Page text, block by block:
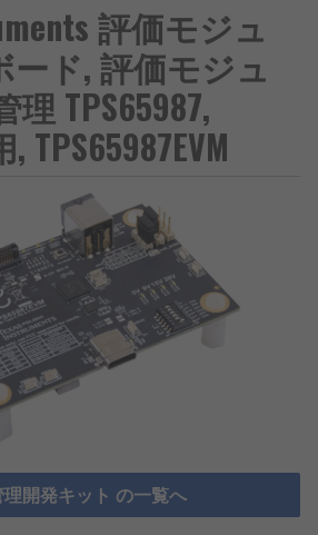
評価モジュ
ード, 評価モジュ
理 TPS65987,
TPS65987EVM
理開発キット の一覧へ